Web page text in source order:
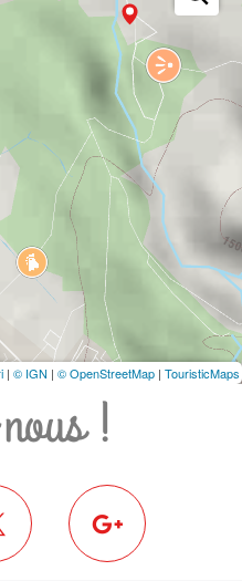
| © IGN | © OpenStreetMap | TouristicMaps
!